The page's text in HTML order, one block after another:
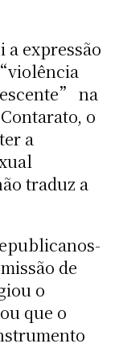
a expressão
na
o
a
traduz a
de
o
que o